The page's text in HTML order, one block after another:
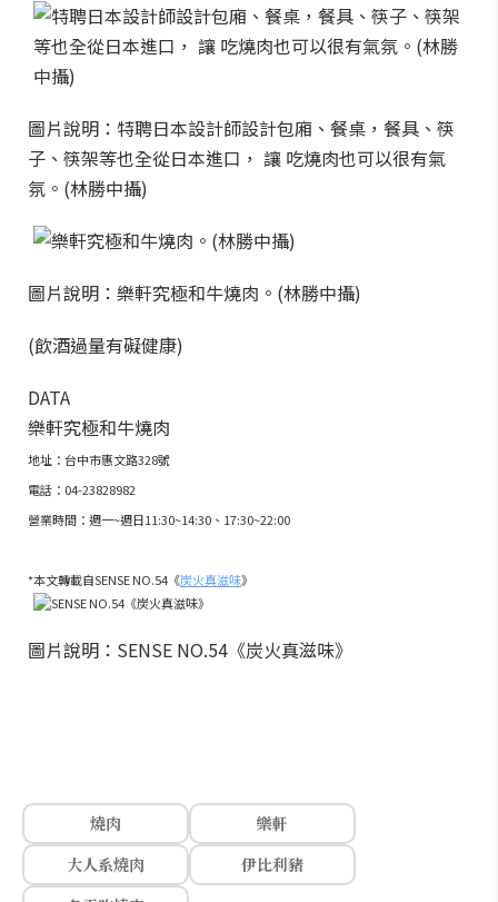
圖片說明：特聘日本設計師設計包廂、餐桌，餐具、筷
子、筷架等也全從日本進口， 讓 吃燒肉也可以很有氣
氛。(林勝中攝)
圖片說明：樂軒究極和牛燒肉。(林勝中攝)
(飲酒過量有礙健康)
DATA
樂軒究極和牛燒肉
地址：台中市惠文路328號
電話：04-23828982
營業時間：週一~週日11:30~14:30、17:30~22:00
*本文轉載自SENSE NO.54《炭火真滋味》
圖片說明：SENSE NO.54《炭火真滋味》
燒肉
樂軒
大人系燒肉
伊比利豬